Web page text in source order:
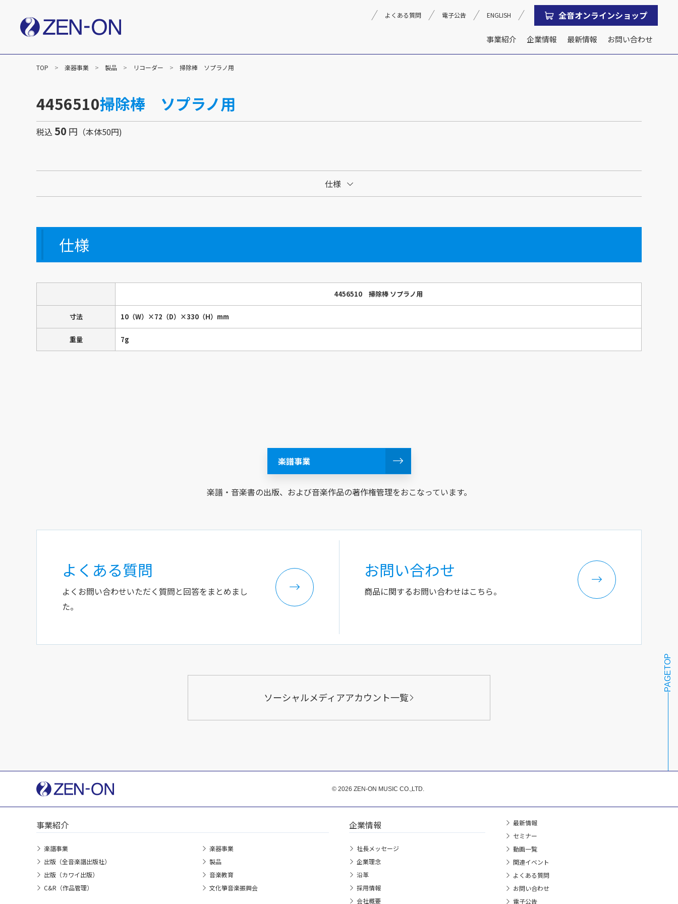
事業紹介
出版（全音楽譜出版社）
出版（カワイ出版）
C&R（作品管理）
企業情報 最新情報 お問い合わせ
よくある質問 電子公告 ENGLISH 全音オンラインショップ
TOP 楽器事業 製品 リコーダー 掃除棒 ソプラノ用
4456510掃除棒 ソプラノ用
税込 50 円 （本体50円)
仕様
仕様
4456510 掃除棒 ソプラノ用
寸法 10（W）×72（D）×330（H）mm
重量 7g
楽譜事業
楽譜・音楽書の出版、および音楽作品の著作権管理をおこなっています。
よくある質問
よくお問い合わせいただく質問と回答をまとめまし
た。
お問い合わせ
商品に関するお問い合わせはこちら。
ソーシャルメディアアカウント一覧
PAGETOP
© 2026 ZEN-ON MUSIC CO.,LTD.
事業紹介
楽譜事業
出版（全音楽譜出版社）
出版（カワイ出版）
C&R（作品管理）
楽器事業
製品
音楽教育
文化箏音楽振興会
企業情報
社長メッセージ
企業理念
沿革
採用情報
会社概要
最新情報
セミナー
動画一覧
関連イベント
よくある質問
お問い合わせ
電子公告